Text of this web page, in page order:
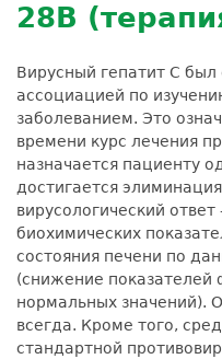
28В
Вирусный гепатит С был
ассоциацией по
заболеванием. Это
времени курс лечения
назначается пациенту
достигается
вирусологический
биохимических
состояния печени по
(снижение показателей
нормальных значений).
всегда. Кроме того,
стандартной